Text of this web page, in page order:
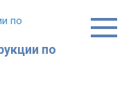
по